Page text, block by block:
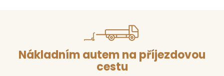
Nákladním autem na příjezdovou
cestu